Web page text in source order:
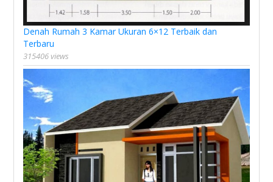
Denah Rumah 3 Kamar Ukuran 6×12 Terbaik dan
Terbaru
315406 views